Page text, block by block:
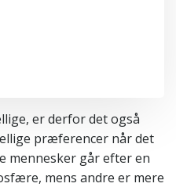
er derfor det også
præferencer når det
mennesker går efter en
mens andre er mere